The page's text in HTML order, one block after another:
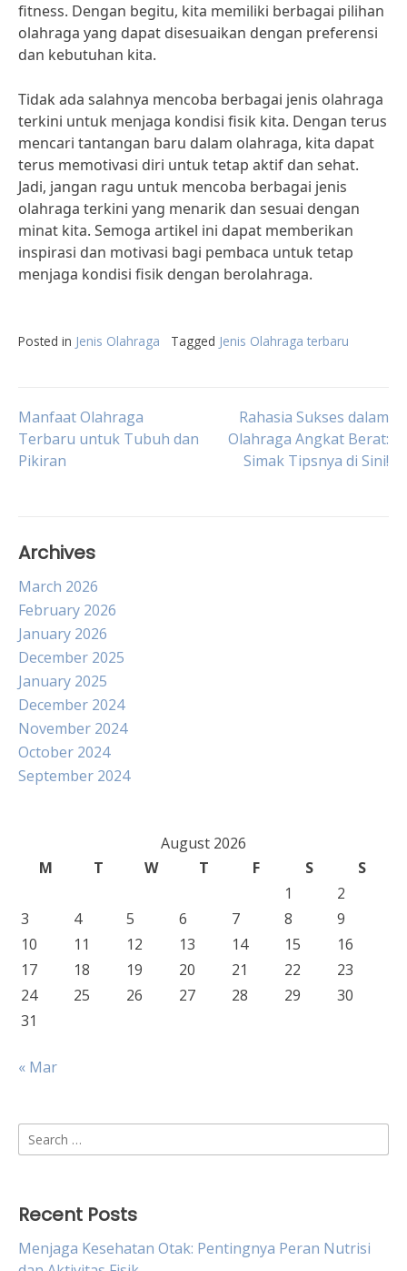
fitness. Dengan begitu, kita memiliki berbagai pilihan
olahraga yang dapat disesuaikan dengan preferensi
dan kebutuhan kita.
Tidak ada salahnya mencoba berbagai jenis olahraga
terkini untuk menjaga kondisi fisik kita. Dengan terus
mencari tantangan baru dalam olahraga, kita dapat
terus memotivasi diri untuk tetap aktif dan sehat.
Jadi, jangan ragu untuk mencoba berbagai jenis
olahraga terkini yang menarik dan sesuai dengan
minat kita. Semoga artikel ini dapat memberikan
inspirasi dan motivasi bagi pembaca untuk tetap
menjaga kondisi fisik dengan berolahraga.
Posted in Jenis Olahraga Tagged Jenis Olahraga terbaru
Post
navigation
Manfaat Olahraga
Terbaru untuk Tubuh dan
Pikiran
Rahasia Sukses dalam
Olahraga Angkat Berat:
Simak Tipsnya di Sini!
Archives
March 2026
February 2026
January 2026
December 2025
January 2025
December 2024
November 2024
October 2024
September 2024
August 2026
M
T W T F S
S
1
2
3
4 5 6 7 8
9
10
11 12 13 14 15
16
17
18 19 20 21 22
23
24
25 26 27 28 29
30
31
« Mar
Search
for:
Recent Posts
Menjaga Kesehatan Otak: Pentingnya Peran Nutrisi